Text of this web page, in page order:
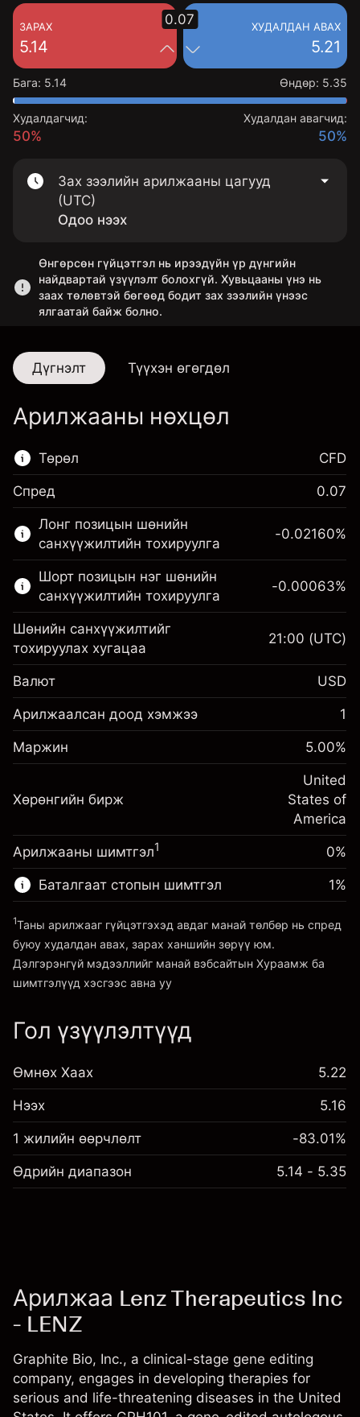
ЗАРАХ
5.14
ХУДАЛДАН АВАХ
5.21
0.07
Бага: 5.14 Өндөр: 5.35
Худалдагчид:
50%
Худалдан авагчид:
50%
Зах зээлийн арилжааны цагууд
(UTC)
Одоо нээх
Өнгөрсөн гүйцэтгэл нь ирээдүйн үр дүнгийн
найдвартай үзүүлэлт болохгүй. Хувьцааны үнэ нь
заах төлөвтэй бөгөөд бодит зах зээлийн үнээс
ялгаатай байж болно.
Дүгнэлт Түүхэн өгөгдөл
Арилжааны нөхцөл
Төрөл
Энэ санхүүгийн зах зээл зөвхөн CFD
арилжаанд зориулагдсан.
Дэлгэрэнгүй мэдээллийг:
CFD-үүд
CFD
Спред 0.07
Лонг позицын шөнийн
санхүүжилтийн тохируулга
Маржин. Таны хөрөнгө
оруулалт
Шөнийн санхүүжилтийн
тохируулга
Позицын бүрэн хэмжээнээс
-0.021596
%
(-$4.32)
Хөшүүрэгтэй арилжааны хэмжээ
Хөшүүргийн мөнгө ~ $
Платформ руу орох
-0.02160%
Шорт позицын нэг шөнийн
санхүүжилтийн тохируулга
Маржин. Таны хөрөнгө
оруулалт
$1,000.00
тохируулга
авах төлбөр
-0.000626
%
(-$0.13)
Хөшүүрэгтэй арилжааны хэмжээ
~$20,000.00
Платформ руу орох
-0.00063%
Шөнийн санхүүжилтийг
тохируулах хугацаа
21:00 (UTC)
Валют USD
Арилжаалсан доод хэмжээ 1
Маржин 5.00%
Хөрөнгийн бирж
United
States of
America
Арилжааны шимтгэл1 0%
Баталгаат стопын шимтгэл
Хураамж ба шимтгэлүүд
1%
1Таны арилжааг гүйцэтгэхэд авдаг манай төлбөр нь спред
буюу худалдан авах, зарах ханшийн зөрүү юм.
Дэлгэрэнгүй мэдээллийг манай вэбсайтын Хураамж ба
шимтгэлүүд хэсгээс авна уу
Гол үзүүлэлтүүд
Өмнөх Хаах 5.22
Нээх 5.16
1 жилийн өөрчлөлт -83.01%
Өдрийн диапазон 5.14 - 5.35
Арилжаа Lenz Therapeutics Inc
- LENZ
Graphite Bio, Inc., a clinical-stage gene editing
company, engages in developing therapies for
serious and life-threatening diseases in the United